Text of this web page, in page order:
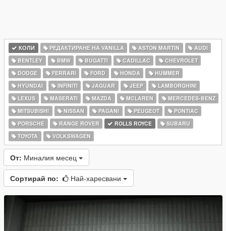
КОЛИ РЕДАКТИРАНЕ НА VANILLA ASTON MARTIN
AUDI
BENTLEY
BMW BUGATTI CADILLAC
CHEVROLET
DODGE
FERRARI FORD HONDA
HUMMER
HYUNDAI
INFINITI JAGUAR JEEP
LAMBORGHINI
LEXUS
MASERATI MAZDA MCLAREN
MERCEDES-BENZ
MITSUBISHI
NISSAN PAGANI PEUGEOT
PONTIAC
PORSCHE
RANGE ROVER ROLLS ROYCE
SUBARU
TOYOTA
VOLKSWAGEN
От: Миналия месец
Сортирай по: Най-харесвани